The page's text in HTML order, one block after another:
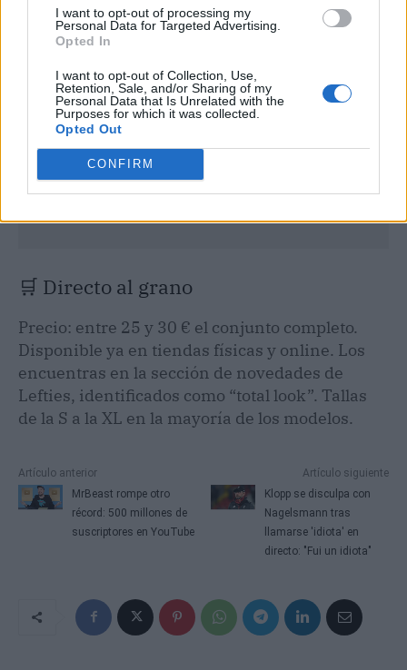
I want to opt-out of processing my
Personal Data for Targeted Advertising.
Opted In
I want to opt-out of Collection, Use,
Retention, Sale, and/or Sharing of my
Personal Data that Is Unrelated with the
Purposes for which it was collected.
Opted Out
CONFIRM
🛒 Directo al grano
Precio: entre 25 y 30 € el conjunto completo.
Disponible ya en tiendas físicas y online. Los
encuentras en la sección de novedades de
Lefties, identificados como “total look”. Tallas
de la S a la XL en la mayoría de los modelos.
Artículo anterior
MrBeast rompe otro
récord: 500 millones de
suscriptores en YouTube
Artículo siguiente
Klopp se disculpa con
Nagelsmann tras
llamarse 'idiota' en
directo: "Fui un idiota"